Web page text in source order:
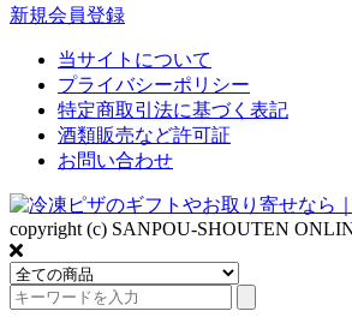
新規会員登録
当サイトについて
プライバシーポリシー
特定商取引法に基づく表記
酒類販売など許可証
お問い合わせ
copyright (c) SANPOU-SHOUTEN